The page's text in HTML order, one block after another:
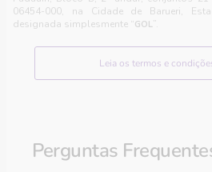
06454-000, na Cidade de Barueri,
designada simplesmente “GOL”.
Leia os termos e
Perguntas